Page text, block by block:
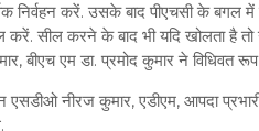
निर्वहन करें. उसके बाद पीएचसी के बगल
करें. सील करने के बाद भी यदि खोलता है
बीएच एम डा. प्रमोद कुमार ने विधिवत
एसडीओ नीरज कुमार, एडीएम, आपदा